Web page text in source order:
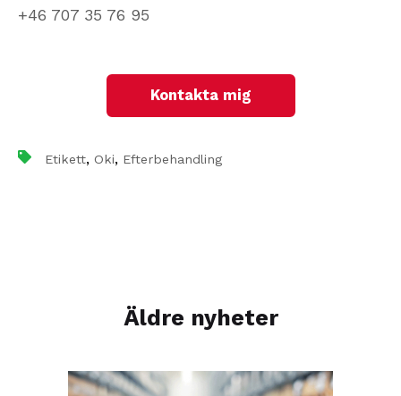
+46 707 35 76 95
Kontakta mig
Etikett, Oki, Efterbehandling
Äldre nyheter